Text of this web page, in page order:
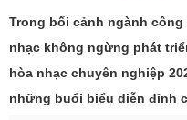
Trong bối cảnh ngành
nhạc không ngừng phát
hòa nhạc chuyên nghiệp
những buổi biểu diễn đỉnh